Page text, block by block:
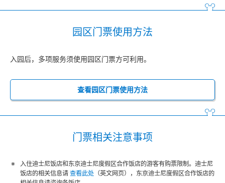
园区门票使用方法
入园后，多项服务须使用园区门票方可利用。
查看园区门票使用方法
门票相关注意事项
入住迪士尼饭店和东京迪士尼度假区合作饭店的游客有购票限制。迪士尼
饭店的相关信息请 查看此处 （英文网页），东京迪士尼度假区合作饭店的